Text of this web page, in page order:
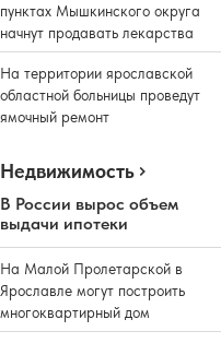
пунктах Мышкинского округа
начнут продавать лекарства
На территории ярославской
областной больницы проведут
ямочный ремонт
Недвижимость
В России вырос объем
выдачи ипотеки
На Малой Пролетарской в
Ярославле могут построить
многоквартирный дом